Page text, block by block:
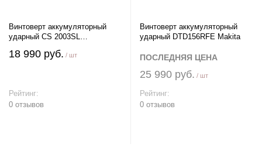
Винтоверт аккумуляторный
ударный CS 2003SL
18 990 руб. / шт
Рейтинг:
0 отзывов
Винтоверт аккумуляторный
ударный DTD156RFE Makita
ПОСЛЕДНЯЯ ЦЕНА
25 990 руб. / шт
Рейтинг:
0 отзывов